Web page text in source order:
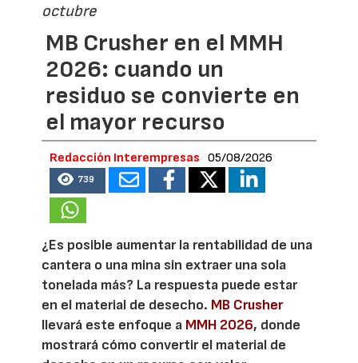
octubre
MB Crusher en el MMH
2026: cuando un
residuo se convierte en
el mayor recurso
Redacción Interempresas 05/08/2026
739
¿Es posible aumentar la rentabilidad de una
cantera o una mina sin extraer una sola
tonelada más? La respuesta puede estar
en el material de desecho. MB Crusher
llevará este enfoque a MMH 2026, donde
mostrará cómo convertir el material de